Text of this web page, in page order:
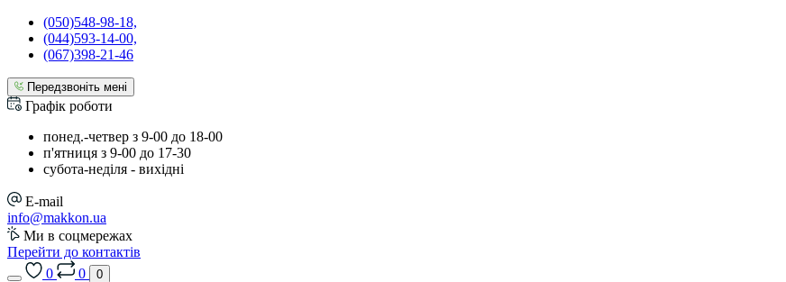
(050)548-98-18,
(044)593-14-00,
(067)398-21-46
Передзвоніть мені
Графік роботи
понед.-четвер з 9-00 до 18-00
п'ятниця з 9-00 до 17-30
cубота-неділя - вихідні
E-mail
info@makkon.ua
Ми в соцмережах
Перейти до контактів
0
0 0